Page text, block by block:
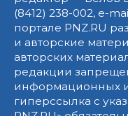
(8412) 238-002, e-
портале PNZ.RU
и авторские
авторских
редакции
информационных
гиперссылка с